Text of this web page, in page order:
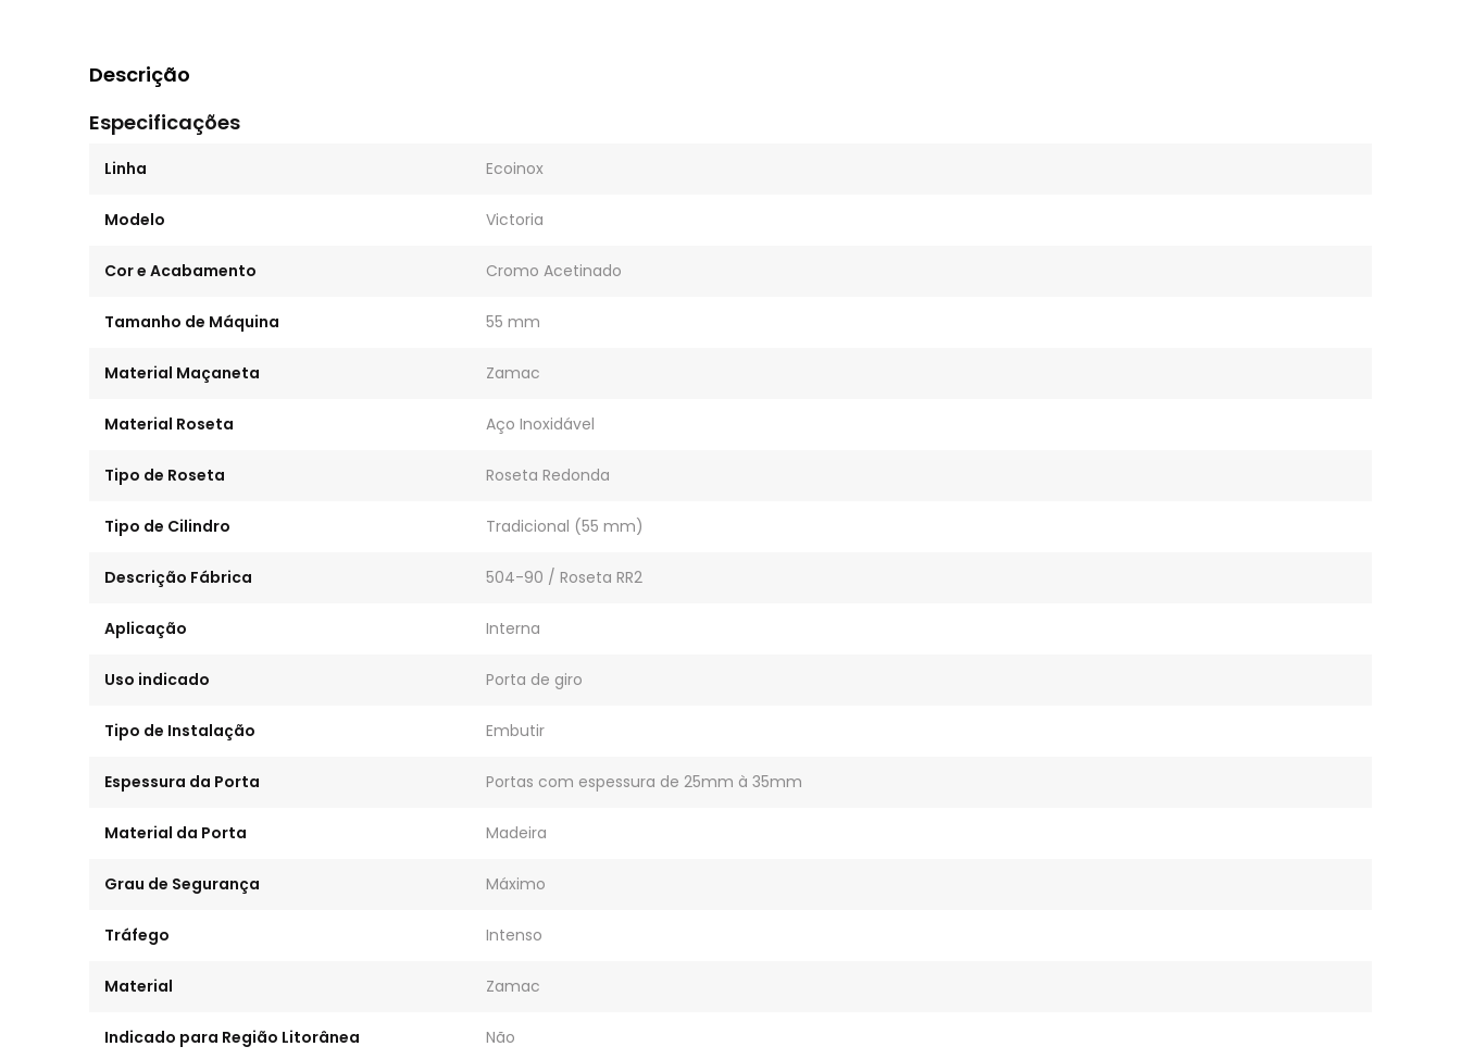
Descrição
Especificações
Linha Ecoinox
Modelo Victoria
Cor e Acabamento Cromo Acetinado
Tamanho de Máquina 55 mm
Material Maçaneta Zamac
Material Roseta Aço Inoxidável
Tipo de Roseta Roseta Redonda
Tipo de Cilindro Tradicional (55 mm)
Descrição Fábrica 504-90 / Roseta RR2
Aplicação Interna
Uso indicado Porta de giro
Tipo de Instalação Embutir
Espessura da Porta Portas com espessura de 25mm à 35mm
Material da Porta Madeira
Grau de Segurança Máximo
Tráfego Intenso
Material Zamac
Indicado para Região Litorânea Não